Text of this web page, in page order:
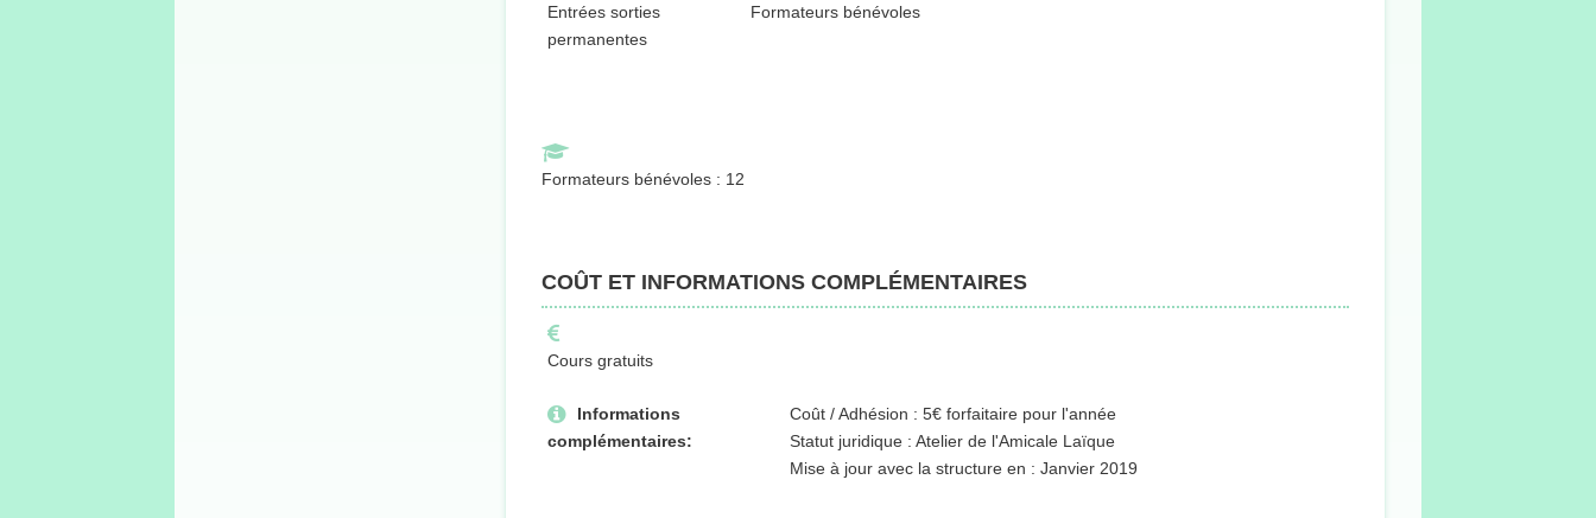
Entrées sorties
permanentes
Formateurs bénévoles
Formateurs bénévoles : 12
COÛT ET INFORMATIONS COMPLÉMENTAIRES
Cours gratuits
Informations
complémentaires:
Coût / Adhésion : 5€ forfaitaire pour l'année
Statut juridique : Atelier de l'Amicale Laïque
Mise à jour avec la structure en : Janvier 2019